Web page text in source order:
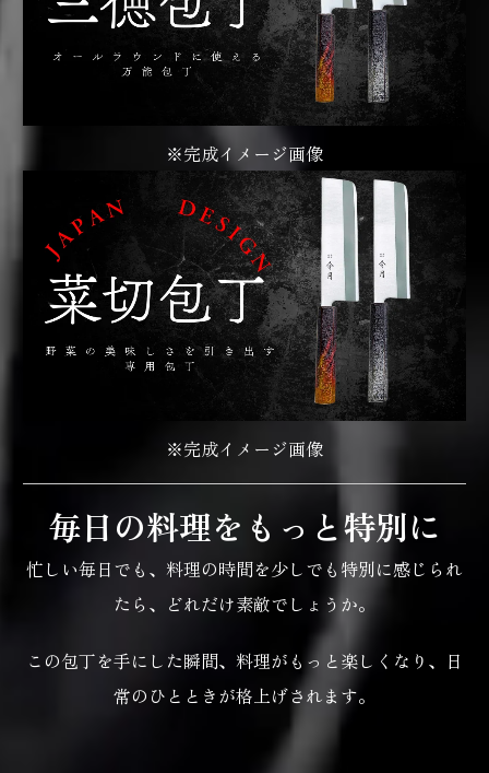
※完成イメージ画像
※完成イメージ画像
毎日の料理をもっと特別に
忙しい毎日でも、料理の時間を少しでも特別に感じられ
たら、どれだけ素敵でしょうか。
この包丁を手にした瞬間、料理がもっと楽しくなり、日
常のひとときが格上げされます。